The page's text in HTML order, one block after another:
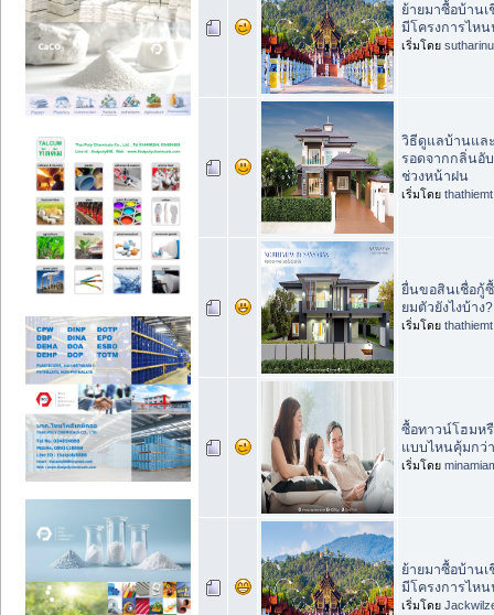
ย้ายมาซื้อบ้านเ
มีโครงการไห
เริ่มโดย
วิธีดูแลบ้านแล
รอดจากกลิ่นอั
ช่วงหน้าฝน
เริ่มโดย thathiemt
ยื่นขอสินเชื่อกู้
ยมตัวยังไงบ้าง?
เริ่มโดย thathiemt
ซื้อทาวน์โฮมห
แบบไหนคุ้มกว่
เริ่มโดย
ย้ายมาซื้อบ้านเ
มีโครงการไห
เริ่มโดย